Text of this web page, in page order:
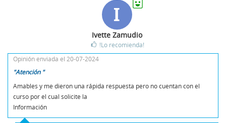
I
Ivette Zamudio
!Lo recomienda!
Opinión enviada el 20-07-2024
"Atención "
Amables y me dieron una rápida respuesta pero no cuentan con el
curso por el cual solicite la
Información